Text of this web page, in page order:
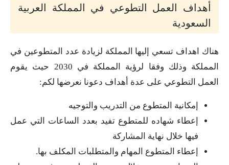
أهداف العمل التطوعي في المملكة العربية
السعودية
هناك اهداف تسعي إليها المملكة لزيادة عدد المتطوعين في
المملكة وذلك وفقا لرؤية المملكة في 2030 حيث يقوم
العمل التطوعي على عدة أهداف دعونا نعرضها لكم:
إمكانية المتطوع من التدريب والتوجيه
إعطاء شهاده للمتطوع تفيد بعدد الساعات التي عمل
فيها خلال نهاية المشاركة
إعطاء المتطوع المهام والمتطلبات المكلف بها.